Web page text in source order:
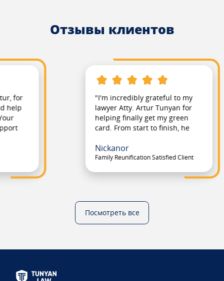
Отзывы клиентов
"I'm incredibly grateful to my
lawyer Atty. Artur Tunyan for
helping finally get my green
card. From start to finish, he
my case, always responsive,
knowledgeable and dedicated.
His professionalism and
him to anyone needing an
immigration lawyer who truly
Glory be to God ?❤️"
Family Reunification Satisfied Client
Посмотреть все